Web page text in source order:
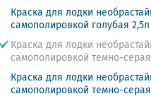
Краска для лодки
самополировкой голубая 2,5л
Краска для лодки
самополировкой темно-
Краска для лодки
самополировкой темно-